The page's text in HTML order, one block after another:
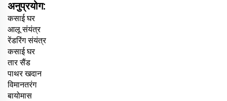
अनुप्रयोग:
कसाई घर
आलू संयंत्र
रेंडरिंग संयंत्र
कसाई घर
तार सैंड
पाथर खदान
विमानतरंग
बायोमास